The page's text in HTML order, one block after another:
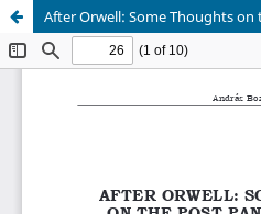
After Orwell: Some Thoughts on